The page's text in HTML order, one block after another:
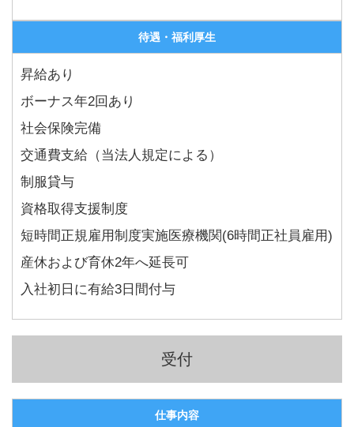
待遇・福利厚生
昇給あり
ボーナス年2回あり
社会保険完備
交通費支給（当法人規定による）
制服貸与
資格取得支援制度
短時間正規雇用制度実施医療機関(6時間正社員雇用)
産休および育休2年へ延長可
入社初日に有給3日間付与
受付
仕事内容